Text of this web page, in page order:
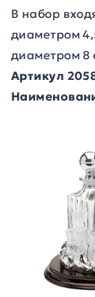
В набор
диаметром
диаметром 8
Артикул